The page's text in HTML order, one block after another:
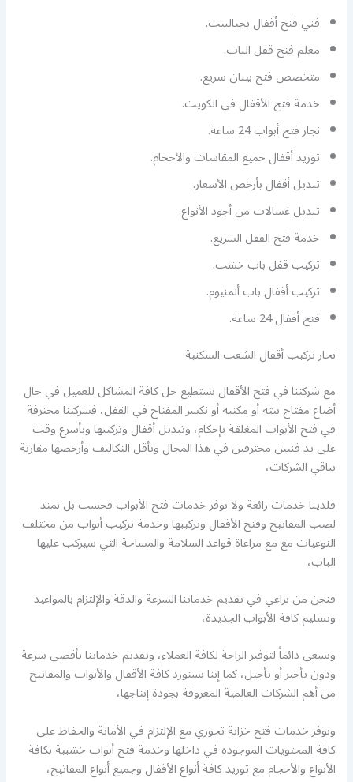
فني فتح أقفال يجيالبيت.
معلم فتح قفل الباب.
متخصص فتح بيبان سريع.
خدمة فتح الأقفال في الكويت.
نجار فتح أبواب 24 ساعة.
توريد أقفال جميع المقاسات والأحجام.
تبديل أقفال بأرخص الأسعار.
تبديل غسالات من أجود الأنواع.
خدمة فتح القفل السريع.
تركيب قفل باب خشب.
تركيب أقفال باب ألمنيوم.
فتح أقفال 24 ساعة.
نجار تركيب أقفال الشعب السكنية
مع شركتنا في فتح الأقفال نستطيع حل كافة المشاكل للعميل في حال
أضاع مفتاح بيته أو مكتبه أو نكسر المفتاح في القفل، فشركتنا محترفة
في فتح الأبواب المغلقة بإحكام، وتبديل أقفال وتركيبها وبأسرع وقت
على يد فنيين محترفين في هذا المجال وبأقل التكاليف وأرخصها مقارنة
بباقي الشركات،
فلدينا خدمات رائعة ولا نوفر خدمات فتح الأبواب فحسب بل نمتد
لصب المفاتيح وفتح الأقفال وتركيبها وخدمة تركيب أبواب من مختلف
النوعيات مع مع مراعاة قواعد السلامة والمساحة التي سيركب عليها
الباب،
فنحن من نراعي في تقديم خدماتنا السرعة والدقة والإلتزام بالمواعيد
وتسليم كافة الأبواب الجديدة،
ونسعى دائماً لتوفير الراحة لكافة العملاء، وتقديم خدماتنا بأقصى سرعة
ودون تأخير أو تأجيل، كما إننا نستورد كافة الأقفال والأبواب والمفاتيح
من أهم الشركات العالمية المعروفة بجودة إنتاجها،
ونوفر خدمات فتح خزانة تجوري مع الإلتزام في الأمانة والحفاظ على
كافة المحتويات الموجودة في داخلها وخدمة فتح أبواب خشبية بكافة
الأنواع والأحجام مع توريد كافة أنواع الأقفال وجميع أنواع المفاتيح،